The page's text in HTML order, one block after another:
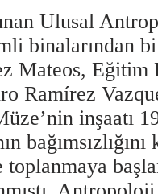
Ulusal
binalarından
Mateos, Eğitim
Ramírez
inşaatı
toplanmaya